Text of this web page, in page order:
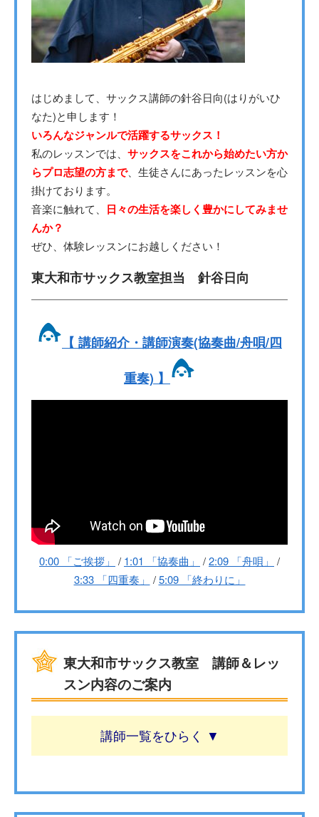
はじめまして、サックス講師の針谷日向(はりがいひ
なた)と申します！
いろんなジャンルで活躍するサックス！
私のレッスンでは、 サックスをこれから始めたい方か
らプロ志望の方まで、生徒さんにあったレッスンを心
掛けております。
音楽に触れて、 日々の生活を楽しく豊かにしてみませ
んか？
ぜひ、体験レッスンにお越しください！
東大和市サックス教室担当 針谷日向
【 講師紹介・講師演奏(協奏曲/舟唄/四
重奏) 】
0:00 「ご挨拶」 / 1:01 「協奏曲」 /2:09 「舟唄」
/
3:33 「四重奏」
/5:09 「終わりに」
東大和市サックス教室 講師＆レッ
スン内容のご案内
講師一覧